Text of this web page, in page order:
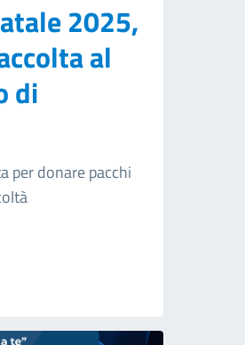
2025,
al
di
per donare pacchi